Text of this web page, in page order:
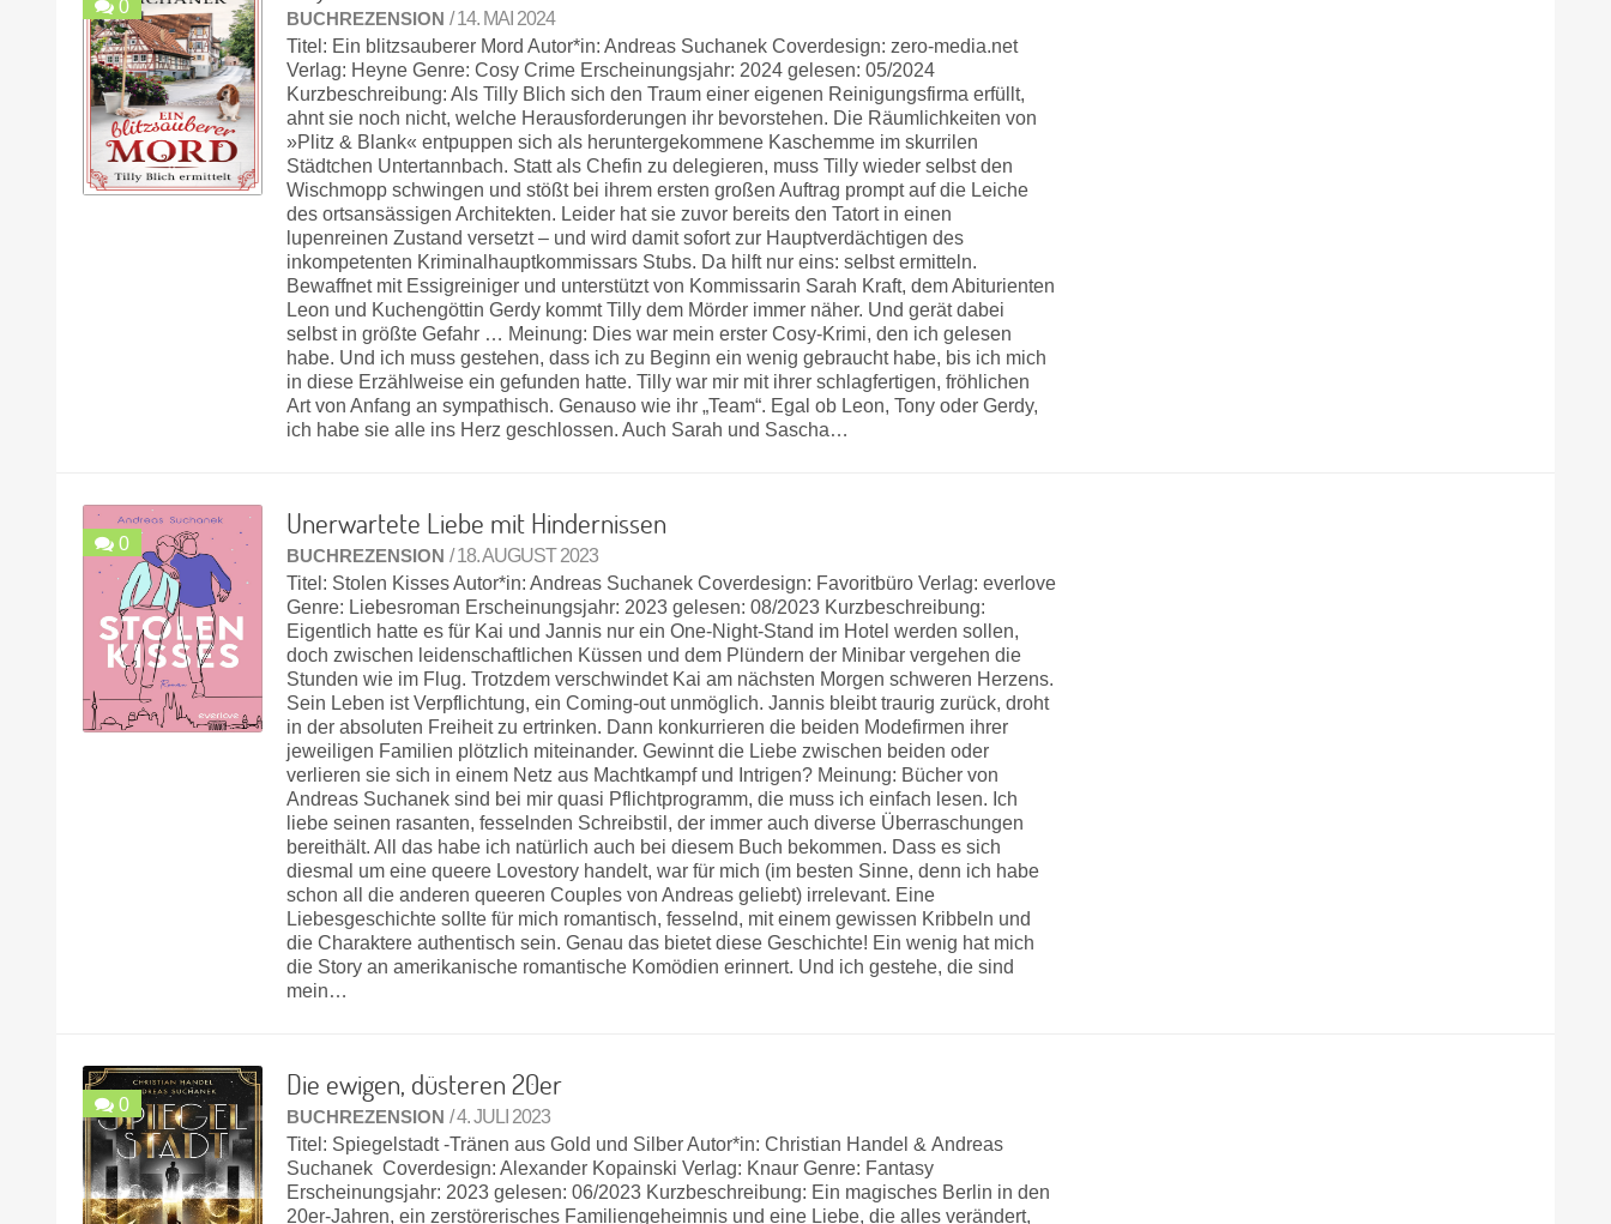
0
BUCHREZENSION / 14. MAI 2024
Titel: Ein blitzsauberer Mord Autor*in: Andreas Suchanek Coverdesign: zero-media.net
Verlag: Heyne Genre: Cosy Crime Erscheinungsjahr: 2024 gelesen: 05/2024
Kurzbeschreibung: Als Tilly Blich sich den Traum einer eigenen Reinigungsfirma erfüllt,
ahnt sie noch nicht, welche Herausforderungen ihr bevorstehen. Die Räumlichkeiten von
»Plitz & Blank« entpuppen sich als heruntergekommene Kaschemme im skurrilen
Städtchen Untertannbach. Statt als Chefin zu delegieren, muss Tilly wieder selbst den
Wischmopp schwingen und stößt bei ihrem ersten großen Auftrag prompt auf die Leiche
des ortsansässigen Architekten. Leider hat sie zuvor bereits den Tatort in einen
lupenreinen Zustand versetzt – und wird damit sofort zur Hauptverdächtigen des
inkompetenten Kriminalhauptkommissars Stubs. Da hilft nur eins: selbst ermitteln.
Bewaffnet mit Essigreiniger und unterstützt von Kommissarin Sarah Kraft, dem Abiturienten
Leon und Kuchengöttin Gerdy kommt Tilly dem Mörder immer näher. Und gerät dabei
selbst in größte Gefahr … Meinung: Dies war mein erster Cosy-Krimi, den ich gelesen
habe. Und ich muss gestehen, dass ich zu Beginn ein wenig gebraucht habe, bis ich mich
in diese Erzählweise ein gefunden hatte. Tilly war mir mit ihrer schlagfertigen, fröhlichen
Art von Anfang an sympathisch. Genauso wie ihr „Team“. Egal ob Leon, Tony oder Gerdy,
ich habe sie alle ins Herz geschlossen. Auch Sarah und Sascha…
0
Unerwartete Liebe mit Hindernissen
BUCHREZENSION / 18. AUGUST 2023
Titel: Stolen Kisses Autor*in: Andreas Suchanek Coverdesign: Favoritbüro Verlag: everlove
Genre: Liebesroman Erscheinungsjahr: 2023 gelesen: 08/2023 Kurzbeschreibung:
Eigentlich hatte es für Kai und Jannis nur ein One-Night-Stand im Hotel werden sollen,
doch zwischen leidenschaftlichen Küssen und dem Plündern der Minibar vergehen die
Stunden wie im Flug. Trotzdem verschwindet Kai am nächsten Morgen schweren Herzens.
Sein Leben ist Verpflichtung, ein Coming-out unmöglich. Jannis bleibt traurig zurück, droht
in der absoluten Freiheit zu ertrinken. Dann konkurrieren die beiden Modefirmen ihrer
jeweiligen Familien plötzlich miteinander. Gewinnt die Liebe zwischen beiden oder
verlieren sie sich in einem Netz aus Machtkampf und Intrigen? Meinung: Bücher von
Andreas Suchanek sind bei mir quasi Pflichtprogramm, die muss ich einfach lesen. Ich
liebe seinen rasanten, fesselnden Schreibstil, der immer auch diverse Überraschungen
bereithält. All das habe ich natürlich auch bei diesem Buch bekommen. Dass es sich
diesmal um eine queere Lovestory handelt, war für mich (im besten Sinne, denn ich habe
schon all die anderen queeren Couples von Andreas geliebt) irrelevant. Eine
Liebesgeschichte sollte für mich romantisch, fesselnd, mit einem gewissen Kribbeln und
die Charaktere authentisch sein. Genau das bietet diese Geschichte! Ein wenig hat mich
die Story an amerikanische romantische Komödien erinnert. Und ich gestehe, die sind
mein…
0
Die ewigen, düsteren 20er
BUCHREZENSION / 4. JULI 2023
Titel: Spiegelstadt -Tränen aus Gold und Silber Autor*in: Christian Handel & Andreas
Suchanek Coverdesign: Alexander Kopainski Verlag: Knaur Genre: Fantasy
Erscheinungsjahr: 2023 gelesen: 06/2023 Kurzbeschreibung: Ein magisches Berlin in den
20er-Jahren, ein zerstörerisches Familiengeheimnis und eine Liebe, die alles verändert,